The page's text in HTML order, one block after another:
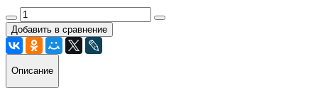
Добавить в сравнение
Описание